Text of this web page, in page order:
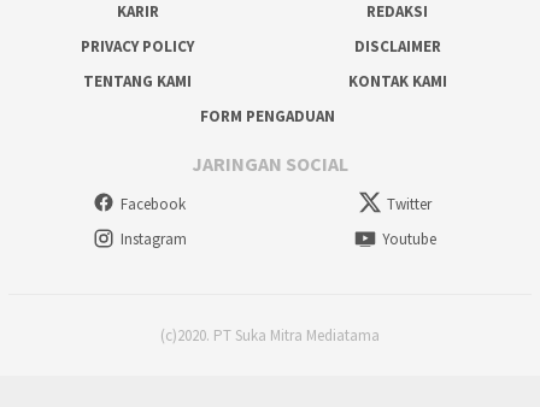
KARIR
REDAKSI
PRIVACY POLICY
DISCLAIMER
TENTANG KAMI
KONTAK KAMI
FORM PENGADUAN
JARINGAN SOCIAL
Facebook
Twitter
Instagram
Youtube
(c)2020. PT Suka Mitra Mediatama